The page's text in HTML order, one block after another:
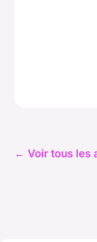
← Voir tous les